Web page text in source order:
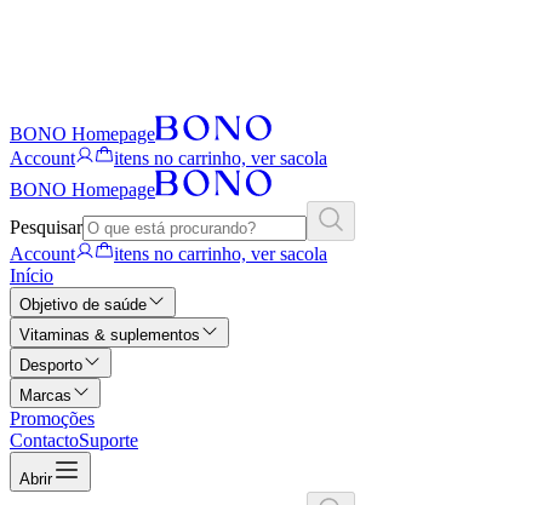
BONO Homepage
Account
itens no carrinho, ver sacola
BONO Homepage
Pesquisar
Account
itens no carrinho, ver sacola
Início
Objetivo de saúde
Vitaminas & suplementos
Desporto
Marcas
Promoções
ContactoSuporte
Abrir